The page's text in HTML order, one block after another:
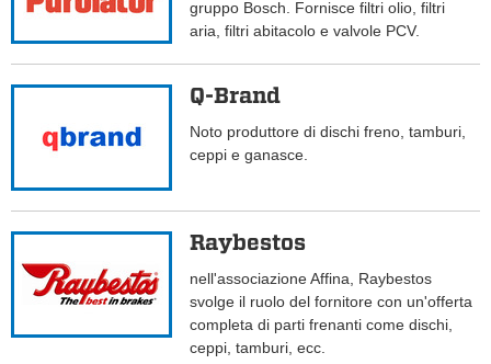
gruppo Bosch. Fornisce filtri olio, filtri
aria, filtri abitacolo e valvole PCV.
Q-Brand
Noto produttore di dischi freno, tamburi,
ceppi e ganasce.
Raybestos
nell'associazione Affina, Raybestos
svolge il ruolo del fornitore con un'offerta
completa di parti frenanti come dischi,
ceppi, tamburi, ecc.